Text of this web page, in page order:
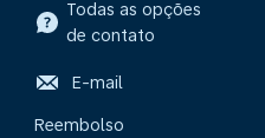
Todas as opções
de contato
E-mail
Reembolso